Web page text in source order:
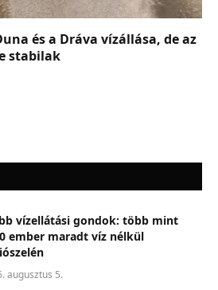
és a Dráva vízállása, de az
stabilak
vízellátási gondok: több mint
ember maradt víz nélkül
augusztus 5.